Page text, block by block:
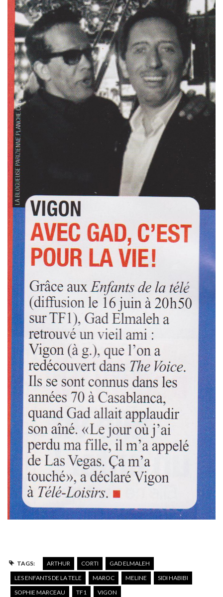
TAGS: ARTHUR CORTI
GAD ELMALEH
LES ENFANTS DE LA TELE
MAROC MELINE
SIDI HABIBI
SOPHIE MARCEAU
TF1 VIGON